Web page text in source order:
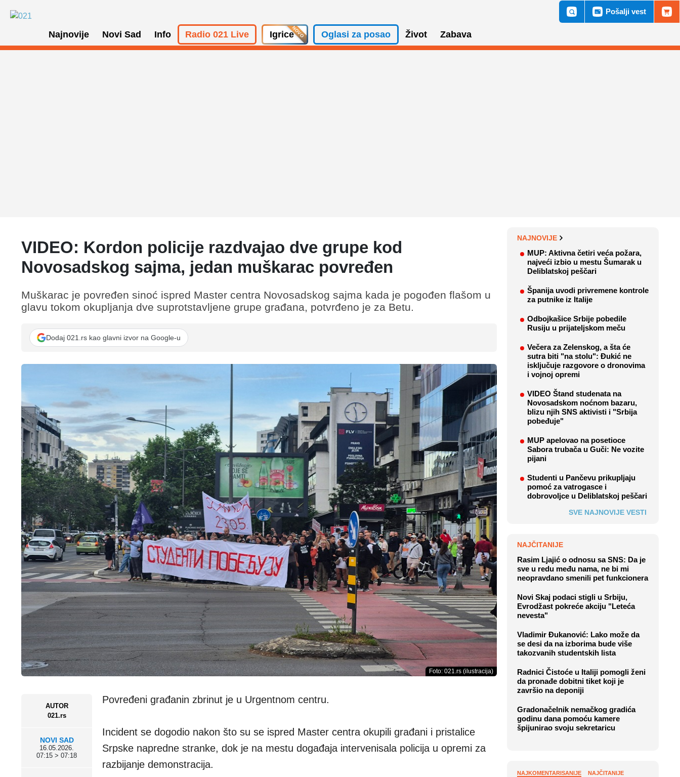
Najnovije Novi Sad Info Radio 021 Live Igrice Oglasi za posao Život Zabava
Pošalji vest
VIDEO: Kordon policije razdvajao dve grupe kod
Novosadskog sajma, jedan muškarac povređen
AUTOR
021.rs
NOVI SAD
16.05.2026.
07:15 > 07:18
Muškarac je povređen sinoć ispred Master centra Novosadskog sajma kada je pogođen flašom u
glavu tokom okupljanja dve suprotstavljene grupe građana, potvrđeno je za Betu.
Dodaj 021.rs kao glavni izvor na Google-u
Foto: 021.rs (ilustracija)
Povređeni građanin zbrinut je u Urgentnom centru.
Incident se dogodio nakon što su se ispred Master centra okupili građani i pristalice
Srpske napredne stranke, dok je na mestu događaja intervenisala policija u opremi za
razbijanje demonstracija.
NAJNOVIJE
MUP: Aktivna četiri veća požara,
najveći izbio u mestu Šumarak u
Deliblatskoj peščari
Španija uvodi privremene kontrole
za putnike iz Italije
Odbojkašice Srbije pobedile
Rusiju u prijateljskom meču
Večera za Zelenskog, a šta će
sutra biti "na stolu": Đukić ne
isključuje razgovore o dronovima
i vojnoj opremi
VIDEO Štand studenata na
Novosadskom noćnom bazaru,
blizu njih SNS aktivisti i "Srbija
pobeđuje"
MUP apelovao na posetioce
Sabora trubača u Guči: Ne vozite
pijani
Studenti u Pančevu prikupljaju
pomoć za vatrogasce i
dobrovoljce u Deliblatskoj peščari
SVE NAJNOVIJE VESTI
NAJČITANIJE
Rasim Ljajić o odnosu sa SNS: Da je
sve u redu među nama, ne bi mi
neopravdano smenili pet funkcionera
Novi Skaj podaci stigli u Srbiju,
Evrodžast pokreće akciju "Leteća
nevesta"
Vladimir Đukanović: Lako može da
se desi da na izborima bude više
takozvanih studentskih lista
Radnici Čistoće u Italiji pomogli ženi
da pronađe dobitni tiket koji je
završio na deponiji
Gradonačelnik nemačkog gradića
godinu dana pomoću kamere
špijunirao svoju sekretaricu
NAJKOMENTARISANIJE NAJČITANIJE